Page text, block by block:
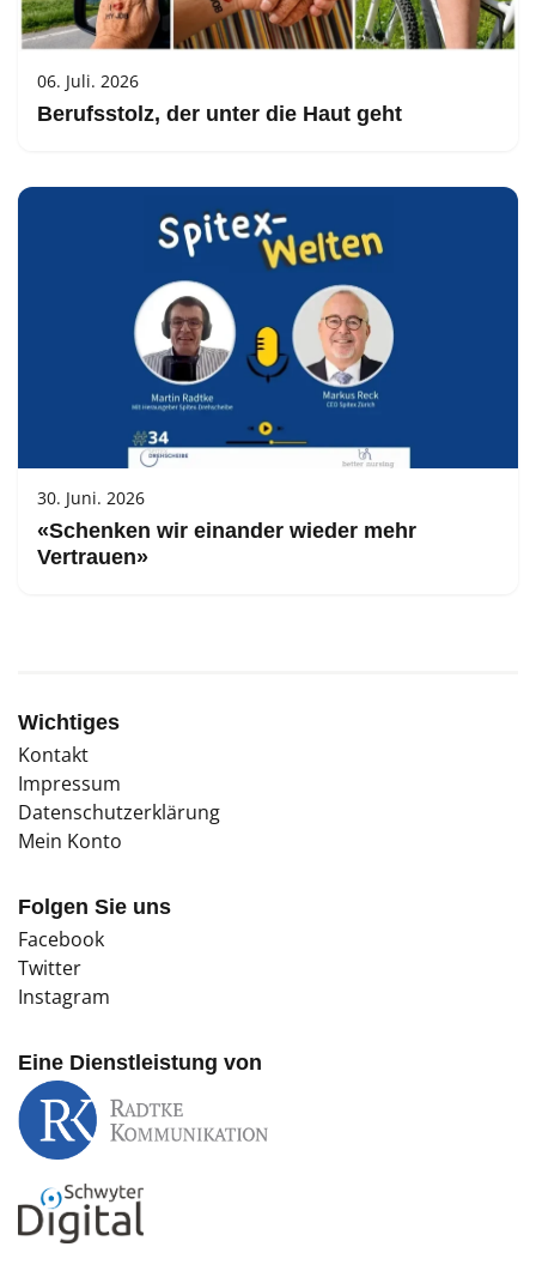
06. Juli. 2026
Berufsstolz, der unter die Haut geht
30. Juni. 2026
«Schenken wir einander wieder mehr
Vertrauen»
Wichtiges
Kontakt
Impressum
Datenschutzerklärung
Mein Konto
Folgen Sie uns
Facebook
Twitter
Instagram
Eine Dienstleistung von